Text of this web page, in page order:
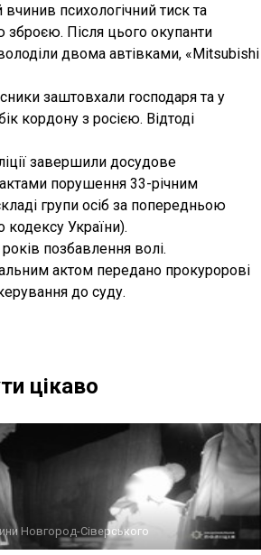
психологічний тиск та
Після цього окупанти
двома автівками, «Mitsubishi
заштовхали господаря та у
кордону з росією. Відтоді
завершили досудове
порушення 33-річним
групи осіб за попередньою
кодексу України).
позбавлення волі.
актом передано прокуророві
до суду.
цікаво
Новгород-Сіверського